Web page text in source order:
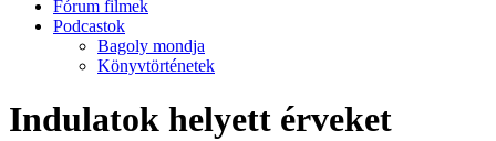
Fórum filmek
Podcastok
Bagoly mondja
Könyvtörténetek
Indulatok helyett érveket